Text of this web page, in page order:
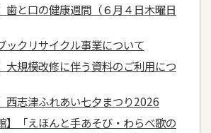
歯と口の健康週間（６月４日木曜日
ックリサイクル事業について
大規模改修に伴う資料のご利用につ
西志津ふれあい七夕まつり2026
】「えほんと手あそび・わらべ歌の